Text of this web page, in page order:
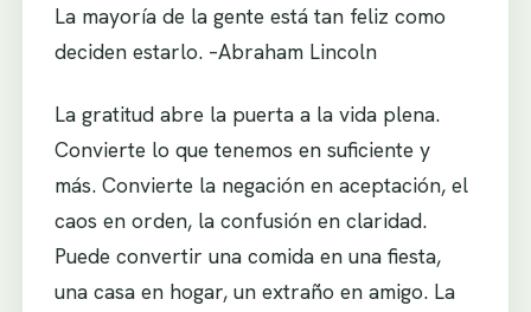
La mayoría de la gente está tan feliz como
deciden estarlo. –Abraham Lincoln
La gratitud abre la puerta a la vida plena.
Convierte lo que tenemos en suficiente y
más. Convierte la negación en aceptación, el
caos en orden, la confusión en claridad.
Puede convertir una comida en una fiesta,
una casa en hogar, un extraño en amigo. La